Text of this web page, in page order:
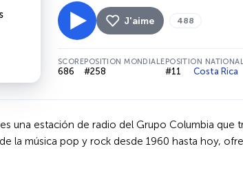
J'aime 488
SCORE
686
POSITION MONDIALE
#258
POSITION
#11 Costa Rica
una estación de radio del Grupo Columbia que
la música pop y rock desde 1960 hasta hoy,